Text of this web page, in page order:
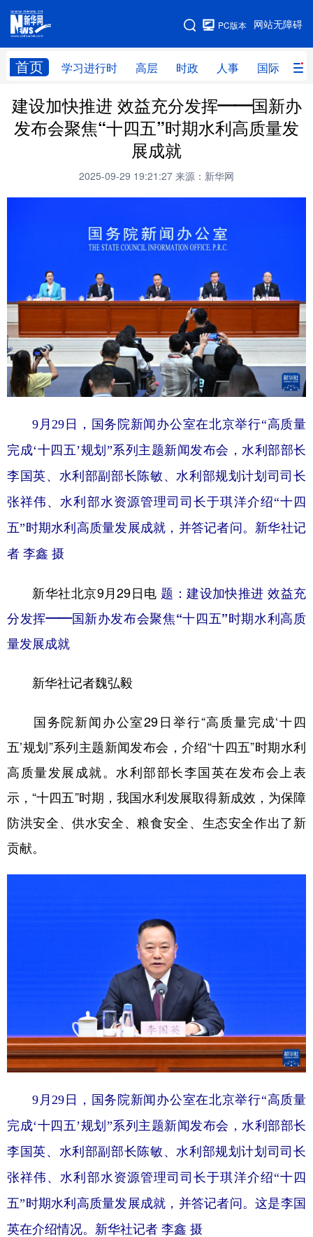
网站无障碍
PC版本
首页 学习进行时 高层 时政 人事 国际 财
网站地图
学习进行时 高层 时政 人事
国际 财经 网评 港澳
视频 图片
法律 中央文件 汽车
食品 人居 信息化 数字经济
学术中国 乡村振兴 银龄 溯源中国
城市 旅游 能源 会展
彩票 娱乐 时尚 悦读
公益 一带一路 亚太网 上市公司
文化产业
地方频道
浙江 安徽 福建 江西
四川 贵州
陕西 甘肃 青海 宁夏
新疆 内蒙古 黑龙江
多语种频道
English Español Français عربى
建设加快推进 效益充分发挥——国新办
发布会聚焦“十四五”时期水利高质量发
展成就
2025-09-29 19:21:27 来源：新华网
9月29日，国务院新闻办公室在北京举行“高质量
完成‘十四五’规划”系列主题新闻发布会，水利部部长
李国英、水利部副部长陈敏、水利部规划计划司司长
张祥伟、水利部水资源管理司司长于琪洋介绍“十四
五”时期水利高质量发展成就，并答记者问。新华社记
者 李鑫 摄
新华社北京9月29日电 题：建设加快推进 效益充
分发挥——国新办发布会聚焦“十四五”时期水利高质
量发展成就
新华社记者魏弘毅
国务院新闻办公室29日举行“高质量完成‘十四
五’规划”系列主题新闻发布会，介绍“十四五”时期水利
高质量发展成就。水利部部长李国英在发布会上表
示，“十四五”时期，我国水利发展取得新成效，为保障
防洪安全、供水安全、粮食安全、生态安全作出了新
贡献。
9月29日，国务院新闻办公室在北京举行“高质量
完成‘十四五’规划”系列主题新闻发布会，水利部部长
李国英、水利部副部长陈敏、水利部规划计划司司长
张祥伟、水利部水资源管理司司长于琪洋介绍“十四
五”时期水利高质量发展成就，并答记者问。这是李国
英在介绍情况。新华社记者 李鑫 摄